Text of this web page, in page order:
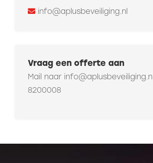
info@aplusbeveiliging.nl
Vraag een offerte aan
Mail naar info@aplusbeveiliging.nl
8200008